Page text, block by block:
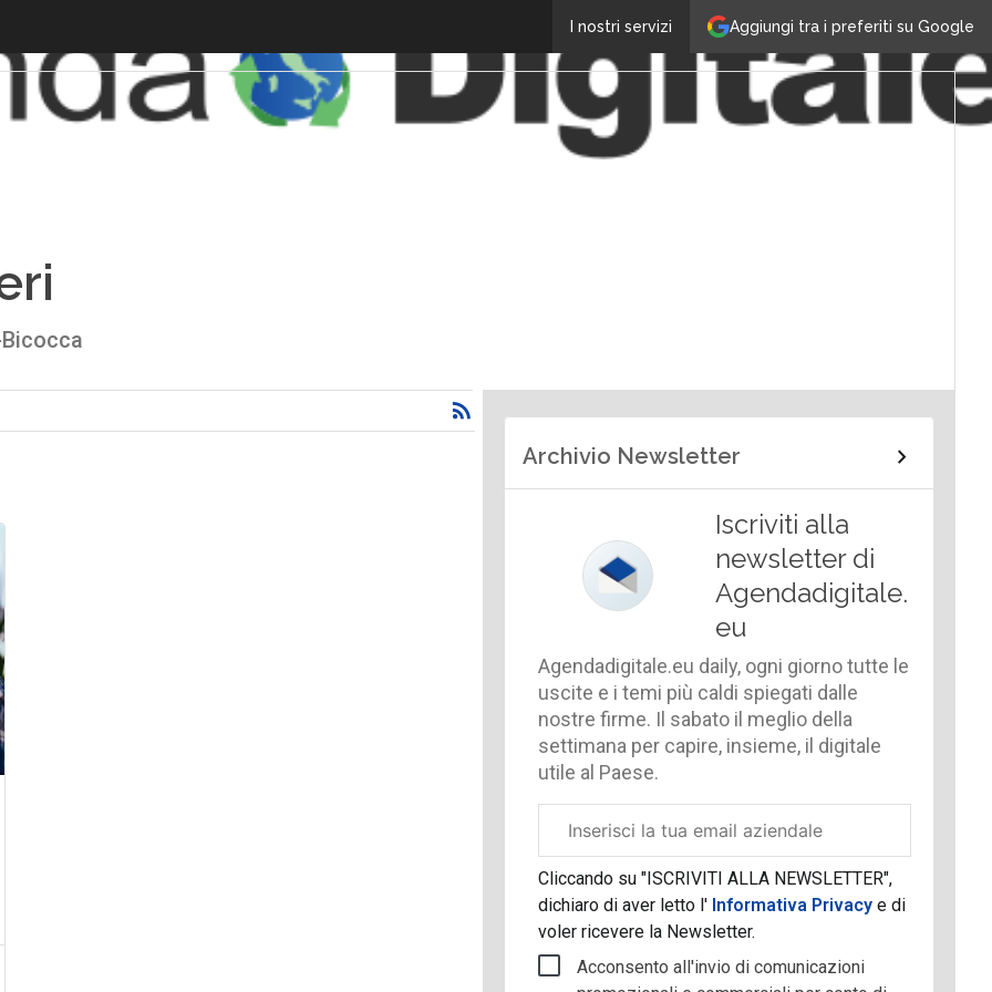
Aggiungi tra i preferiti su Google
I nostri servizi
Archivio Newsletter
Iscriviti alla
newsletter di
Agendadigitale.
eu
Agendadigitale.eu daily, ogni giorno tutte le
uscite e i temi più caldi spiegati dalle
nostre firme. Il sabato il meglio della
settimana per capire, insieme, il digitale
utile al Paese.
aziendale
Cliccando su "ISCRIVITI ALLA NEWSLETTER",
dichiaro di aver letto l' Informativa Privacye di
voler ricevere la Newsletter.
Acconsento all'invio di comunicazioni